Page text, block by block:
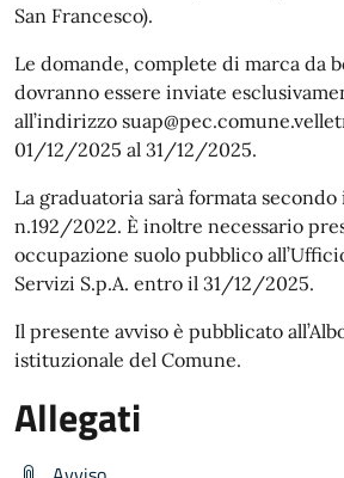
San Francesco).
Le domande, complete di marca da
dovranno essere inviate
all’indirizzo
01/12/2025 al 31/12/2025.
La graduatoria sarà formata
n.192/2022. È inoltre necessario
occupazione suolo pubblico
Servizi S.p.A. entro il 31/12/2025.
Il presente avviso è pubblicato
istituzionale del Comune.
Allegati